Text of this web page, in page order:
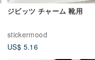
ジビッツ チャーム 靴用
stickermood
US$ 5.16